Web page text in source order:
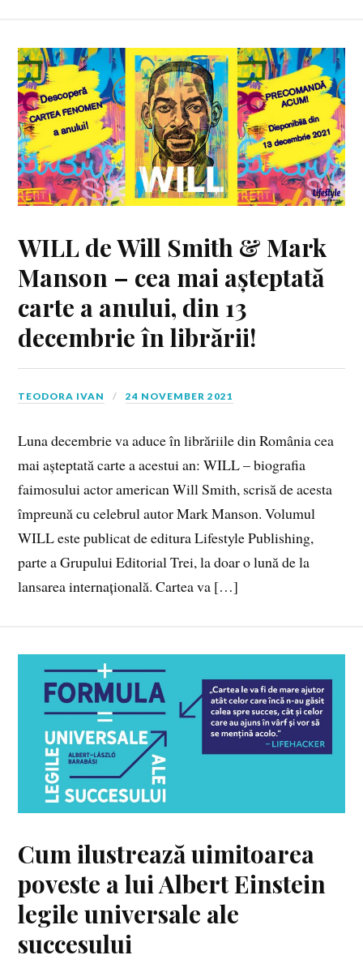
WILL de Will Smith & Mark
Manson – cea mai așteptată
carte a anului, din 13
decembrie în librării!
TEODORA IVAN 24 NOVEMBER 2021
Luna decembrie va aduce în librăriile din România cea
mai așteptată carte a acestui an: WILL – biografia
faimosului actor american Will Smith, scrisă de acesta
împreună cu celebrul autor Mark Manson. Volumul
WILL este publicat de editura Lifestyle Publishing,
parte a Grupului Editorial Trei, la doar o lună de la
lansarea internațională. Cartea va […]
Cum ilustrează uimitoarea
poveste a lui Albert Einstein
legile universale ale
succesului